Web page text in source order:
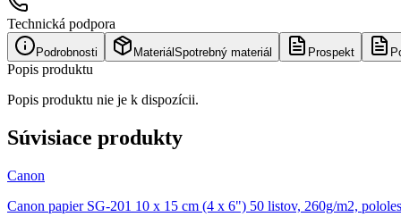
Technická podpora
Podrobnosti Materiál Spotrebný materiál Prospekt
Popis produktu
Popis produktu nie je k dispozícii.
Súvisiace produkty
Canon
Canon papier SG-201 10 x 15 cm (4 x 6") 50 listov, 260g/m2,